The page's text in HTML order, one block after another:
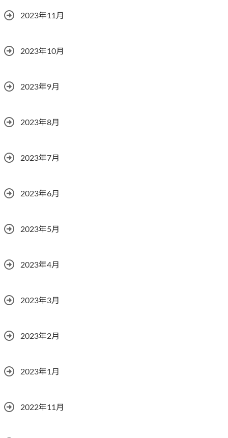
2023年11月
2023年10月
2023年9月
2023年8月
2023年7月
2023年6月
2023年5月
2023年4月
2023年3月
2023年2月
2023年1月
2022年11月